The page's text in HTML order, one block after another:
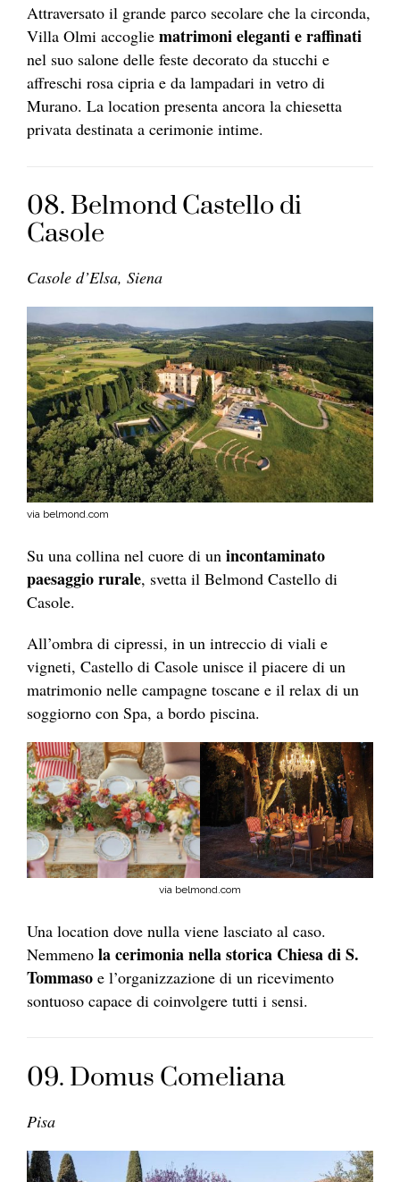
Attraversato il grande parco secolare che la circonda,
Villa Olmi accoglie matrimoni eleganti e raffinati
nel suo salone delle feste decorato da stucchi e
affreschi rosa cipria e da lampadari in vetro di
Murano. La location presenta ancora la chiesetta
privata destinata a cerimonie intime.
08. Belmond Castello di
Casole
Casole d’Elsa, Siena
via belmond.com
Su una collina nel cuore di un incontaminato
paesaggio rurale, svetta il Belmond Castello di
Casole.
All’ombra di cipressi, in un intreccio di viali e
vigneti, Castello di Casole unisce il piacere di un
matrimonio nelle campagne toscane e il relax di un
soggiorno con Spa, a bordo piscina.
via belmond.com
Una location dove nulla viene lasciato al caso.
Nemmeno la cerimonia nella storica Chiesa di S.
Tommaso e l’organizzazione di un ricevimento
sontuoso capace di coinvolgere tutti i sensi.
09. Domus Comeliana
Pisa